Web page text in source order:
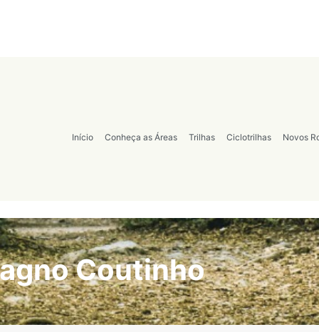
Início Conheça as Áreas Trilhas Ciclotrilhas Novos
Coutinho